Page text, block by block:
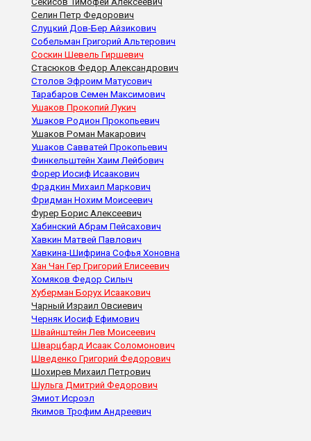
Селин Петр Федорович
Слуцкий Дов-Бер Айзикович
Собельман Григорий Альтерович
Соскин Шевель Гиршевич
Стасюков Федор Александрович
Столов Эфроим Матусович
Тарабаров Семен Максимович
Ушаков Прокопий Лукич
Ушаков Родион Прокопьевич
Ушаков Роман Макарович
Ушаков Савватей Прокопьевич
Финкельштейн Хаим Лейбович
Форер Иосиф Исаакович
Фрадкин Михаил Маркович
Фридман Нохим Моисеевич
Фурер Борис Алексеевич
Хабинский Абрам Пейсахович
Хавкин Матвей Павлович
Хавкина-Шифрина Софья Хоновна
Хан Чан Гер Григорий Елисеевич
Хомяков Федор Силыч
Хуберман Борух Исаакович
Чарный Израил Овсиевич
Черняк Иосиф Ефимович
Швайнштейн Лев Моисеевич
Шварцбард Исаак Соломонович
Шведенко Григорий Федорович
Шохирев Михаил Петрович
Шульга Дмитрий Федорович
Эмиот Исроэл
Якимов Трофим Андреевич